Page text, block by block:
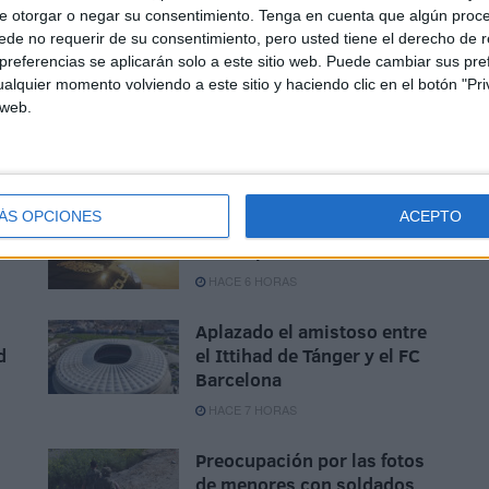
otorgar o negar su consentimiento. Tenga en cuenta que algún
no requerir de su consentimiento, pero usted tiene el derecho de
se aplicarán solo a este sitio web. Puede cambiar sus
momento volviendo a este sitio y haciendo clic en el botón
OPCIONES ACEPTO
en su conjunto, incluidos los gobiernos y la
el genocidio y exijan el cumplimiento del derecho
Disparos en el Príncipe y un
herido por arma blanca
HACE 6 HORAS
Aplazado el amistoso entre
el Ittihad de Tánger y el FC
Barcelona
HACE 7 HORAS
Preocupación por las fotos